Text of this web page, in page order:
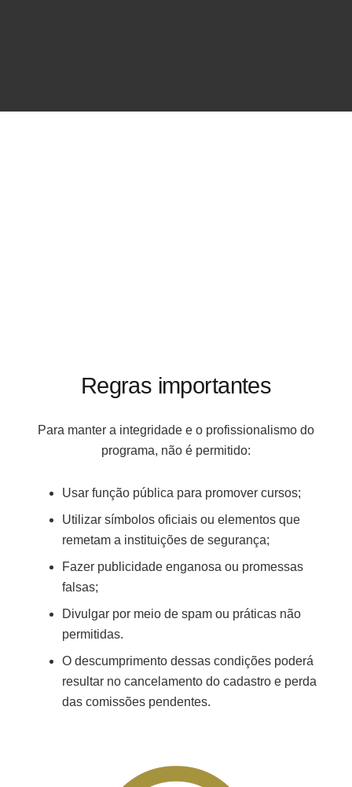
Regras importantes
Para manter a integridade e o profissionalismo do
programa, não é permitido:
Usar função pública para promover cursos;
Utilizar símbolos oficiais ou elementos que
remetam a instituições de segurança;
Fazer publicidade enganosa ou promessas
falsas;
Divulgar por meio de spam ou práticas não
permitidas.
O descumprimento dessas condições poderá
resultar no cancelamento do cadastro e perda
das comissões pendentes.